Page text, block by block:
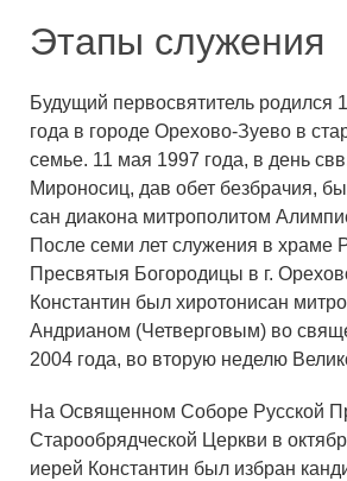
Этапы служения
Будущий первосвятитель родился
года в городе Орехово-Зуево в
семье. 11 мая 1997 года, в день
Мироносиц, дав обет безбрачия,
сан диакона митрополитом
После семи лет служения в храме
Пресвятыя Богородицы в г.
Константин был хиротонисан
Андрианом (Четверговым) во
2004 года, во вторую неделю
На Освященном Соборе Русской
Старообрядческой Церкви в
иерей Константин был избран